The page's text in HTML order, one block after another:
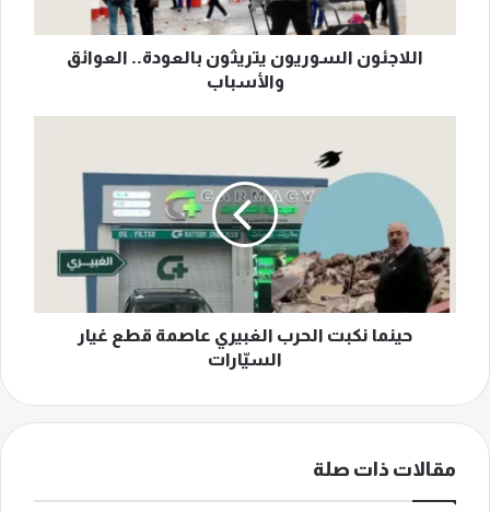
اللاجئون السوريون يتريثون بالعودة.. العوائق
والأسباب
الغبيري
عاصمة
قطع
غيار
السيّارات
حينما نكبت الحرب الغبيري عاصمة قطع غيار
السيّارات
مقالات ذات صلة